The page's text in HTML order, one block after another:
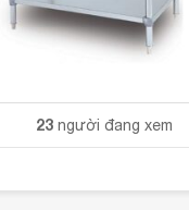
23 người đang xem